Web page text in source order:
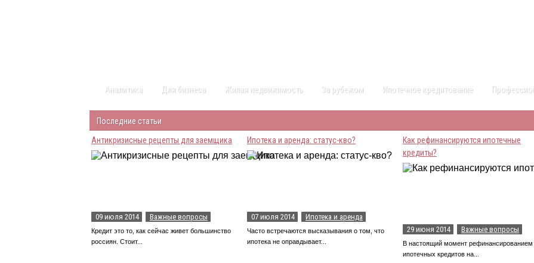
Аналитика Для бизнеса Жилая недвижимость За рубежом Ипотечное кредитование
Последние статьи
Антикризисные рецепты для заемщика
09 июля 2014 Важные вопросы
Кредит это то, как сейчас живет большинство
россиян. Стоит...
Ипотека и аренда: статус-кво?
07 июля 2014 Ипотека и аренда
Часто встречаются высказывания о том, что
ипотека не оправдывает...
Как рефинансируются ипотечные
кредиты?
29 июня 2014 Важные вопросы
В настоящий момент рефинансированием
ипотечных кредитов на...